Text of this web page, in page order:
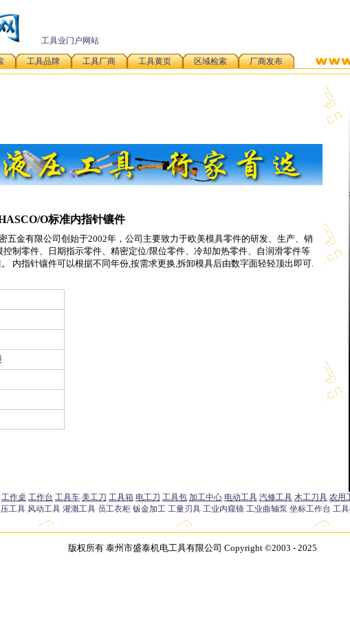
工具业门户网站
工具品牌 工具厂商 工具黄页 区域检索 厂商发布
O标准内指针镶件
五金有限公司创始于2002年，公司主要致力于欧美模具零件的研发、生产、销
制零件、日期指示零件、精密定位/限位零件、冷却加热零件、自润滑零件等
内指针镶件可以根据不同年份,按需求更换,拆卸模具后由数字面轻轻顶出即可.
版权所有 泰州市盛泰机电工具有限公司 Copyright ©2003 - 2025